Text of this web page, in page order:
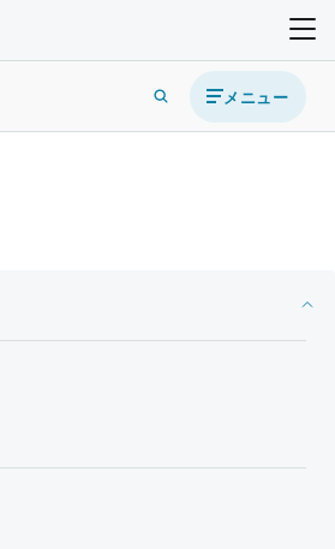
メニュー